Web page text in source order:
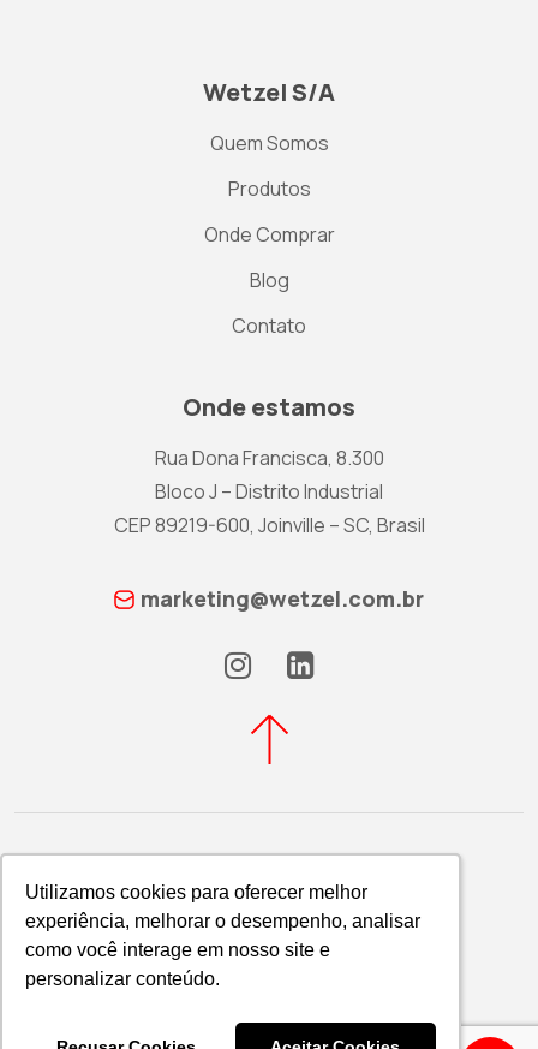
Utilizamos cookies para oferecer melhor
experiência, melhorar o desempenho, analisar
como você interage em nosso site e
personalizar conteúdo.
Utilizamos cookies para oferecer melhor
experiência, melhorar o desempenho, analisar
como você interage em nosso site e
personalizar conteúdo.
Wetzel S/A
Quem Somos
Produtos
Onde Comprar
Blog
Contato
Onde estamos
Rua Dona Francisca, 8.300
Bloco J – Distrito Industrial
CEP 89219-600, Joinville – SC, Brasil
marketing@wetzel.com.br
Política de Privacidade
WETZEL S/A © 2026